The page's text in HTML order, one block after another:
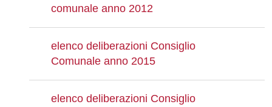
comunale anno 2012
elenco deliberazioni Consiglio
Comunale anno 2015
elenco deliberazioni Consiglio